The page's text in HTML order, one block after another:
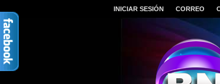
INICIAR SESIÓN CORREO